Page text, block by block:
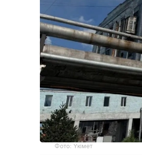
Фото: Үкімет